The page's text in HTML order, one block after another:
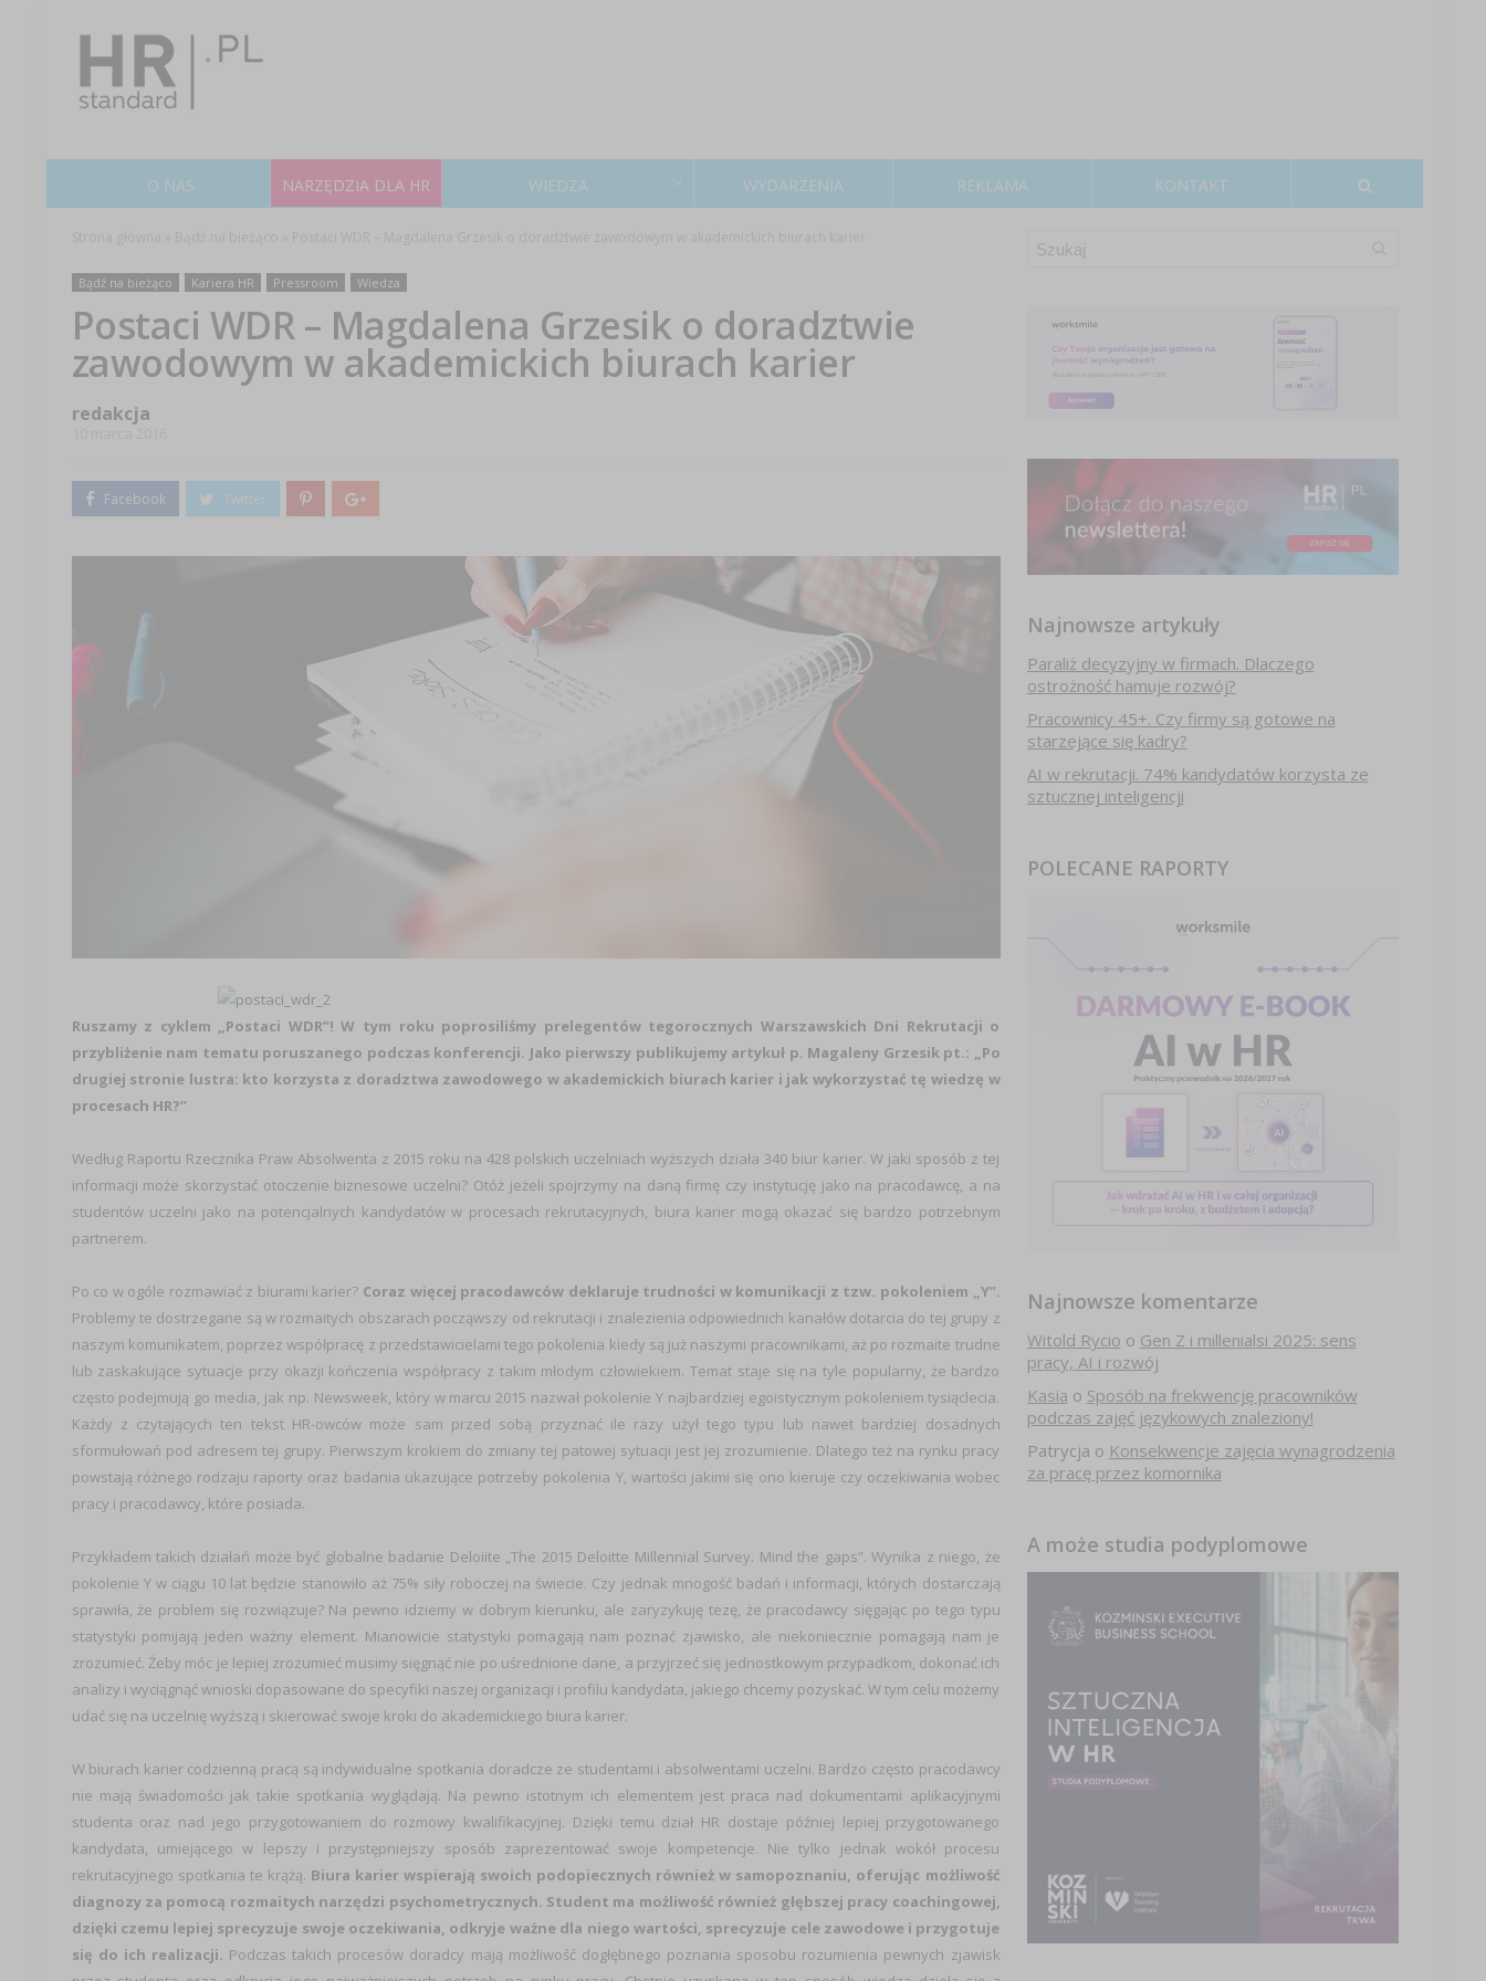
O NAS NARZĘDZIA DLA HR WIEDZA WYDARZENIA REKLAMA KONTAKT
Bądź na bieżąco Kariera HR Pressroom Wiedza
Postaci WDR – Magdalena Grzesik o doradztwie
zawodowym w akademickich biurach karier
redakcja
Ruszamy z cyklem „Postaci WDR”! W tym roku poprosiliśmy prelegentów tegorocznych Warszawskich Dni Rekrutacji o
przybliżenie nam tematu poruszanego podczas konferencji. Jako pierwszy publikujemy artykuł p. Magaleny Grzesik pt.: „Po
drugiej stronie lustra: kto korzysta z doradztwa zawodowego w akademickich biurach karier i jak wykorzystać tę wiedzę w
procesach HR?”
Według Raportu Rzecznika Praw Absolwenta z 2015 roku na 428 polskich uczelniach wyższych działa 340 biur karier. W jaki sposób z tej
informacji może skorzystać otoczenie biznesowe uczelni? Otóż jeżeli spojrzymy na daną firmę czy instytucję jako na pracodawcę, a na
studentów uczelni jako na potencjalnych kandydatów w procesach rekrutacyjnych, biura karier mogą okazać się bardzo potrzebnym
partnerem.
Po co w ogóle rozmawiać z biurami karier? Coraz więcej pracodawców deklaruje trudności w komunikacji z tzw. pokoleniem „Y”.
Problemy te dostrzegane są w rozmaitych obszarach począwszy od rekrutacji i znalezienia odpowiednich kanałów dotarcia do tej grupy z
naszym komunikatem, poprzez współpracę z przedstawicielami tego pokolenia kiedy są już naszymi pracownikami, aż po rozmaite trudne
lub zaskakujące sytuacje przy okazji kończenia współpracy z takim młodym człowiekiem. Temat staje się na tyle popularny, że bardzo
często podejmują go media, jak np. Newsweek, który w marcu 2015 nazwał pokolenie Y najbardziej egoistycznym pokoleniem tysiąclecia.
Każdy z czytających ten tekst HR-owców może sam przed sobą przyznać ile razy użył tego typu lub nawet bardziej dosadnych
sformułowań pod adresem tej grupy. Pierwszym krokiem do zmiany tej patowej sytuacji jest jej zrozumienie. Dlatego też na rynku pracy
powstają różnego rodzaju raporty oraz badania ukazujące potrzeby pokolenia Y, wartości jakimi się ono kieruje czy oczekiwania wobec
pracy i pracodawcy, które posiada.
Przykładem takich działań może być globalne badanie Deloiite „The 2015 Deloitte Millennial Survey. Mind the gaps”. Wynika z niego, że
pokolenie Y w ciągu 10 lat będzie stanowiło aż 75% siły roboczej na świecie. Czy jednak mnogość badań i informacji, których dostarczają
sprawiła, że problem się rozwiązuje? Na pewno idziemy w dobrym kierunku, ale zaryzykuję tezę, że pracodawcy sięgając po tego typu
statystyki pomijają jeden ważny element. Mianowicie statystyki pomagają nam poznać zjawisko, ale niekoniecznie pomagają nam je
zrozumieć. Żeby móc je lepiej zrozumieć musimy sięgnąć nie po uśrednione dane, a przyjrzeć się jednostkowym przypadkom, dokonać ich
analizy i wyciągnąć wnioski dopasowane do specyfiki naszej organizacji i profilu kandydata, jakiego chcemy pozyskać. W tym celu możemy
udać się na uczelnię wyższą i skierować swoje kroki do akademickiego biura karier.
W biurach karier codzienną pracą są indywidualne spotkania doradcze ze studentami i absolwentami uczelni. Bardzo często pracodawcy
nie mają świadomości jak takie spotkania wyglądają. Na pewno istotnym ich elementem jest praca nad dokumentami aplikacyjnymi
studenta oraz nad jego przygotowaniem do rozmowy kwalifikacyjnej. Dzięki temu dział HR dostaje później lepiej przygotowanego
kandydata, umiejącego w lepszy i przystępniejszy sposób zaprezentować swoje kompetencje. Nie tylko jednak wokół procesu
rekrutacyjnego spotkania te krążą. Biura karier wspierają swoich podopiecznych również w samopoznaniu, oferując możliwość
diagnozy za pomocą rozmaitych narzędzi psychometrycznych. Student ma możliwość również głębszej pracy coachingowej,
dzięki czemu lepiej sprecyzuje swoje oczekiwania, odkryje ważne dla niego wartości, sprecyzuje cele zawodowe i przygotuje
się do ich realizacji. Podczas takich procesów doradcy mają możliwość dogłębnego poznania sposobu rozumienia pewnych zjawisk
Najnowsze artykuły
Paraliż decyzyjny w firmach. Dlaczego
ostrożność hamuje rozwój?
Pracownicy 45+. Czy firmy są gotowe na
starzejące się kadry?
AI w rekrutacji. 74% kandydatów korzysta ze
sztucznej inteligencji
POLECANE RAPORTY
Najnowsze komentarze
Witold Rycio o Gen Z i millenialsi 2025: sens
pracy, AI i rozwój
Kasia o Sposób na frekwencję pracowników
podczas zajęć językowych znaleziony!
Patrycja o Konsekwencje zajęcia wynagrodzenia
za pracę przez komornika
A może studia podyplomowe